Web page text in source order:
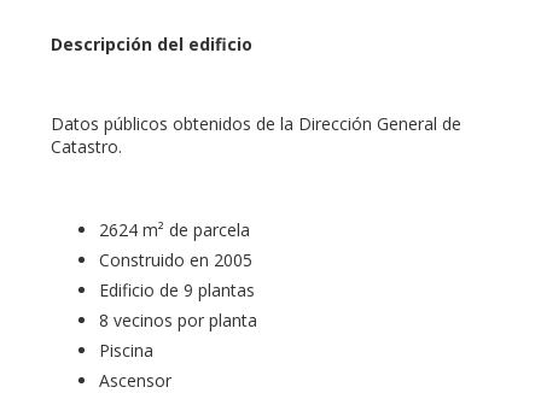
Descripción del edificio
Datos públicos obtenidos de la Dirección General de
Catastro.
2624 m² de parcela
Construido en 2005
Edificio de 9 plantas
8 vecinos por planta
Piscina
Ascensor